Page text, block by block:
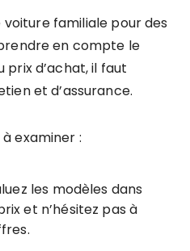
voiture familiale pour des
en compte le
prix d’achat, il faut
et d’assurance.
examiner :
les modèles dans
et n’hésitez pas à